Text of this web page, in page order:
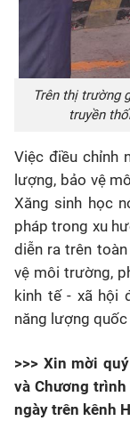
Trên thị trường
truyền
Việc điều chỉnh
lượng, bảo vệ
Xăng sinh học
pháp trong xu
diễn ra trên
vệ môi trường,
kinh tế - xã hội
năng lượng quốc
>>> Xin mời
và Chương
ngày trên kênh